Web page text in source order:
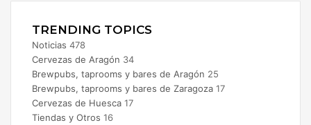
TRENDING TOPICS
Noticias 478
Cervezas de Aragón 34
Brewpubs, taprooms y bares de Aragón 25
Brewpubs, taprooms y bares de Zaragoza 17
Cervezas de Huesca 17
Tiendas y Otros 16